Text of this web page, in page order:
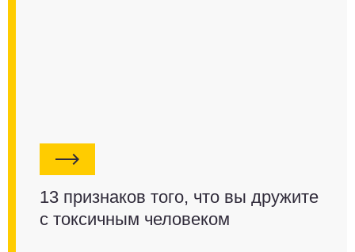
13 признаков того, что вы дружите
с токсичным человеком